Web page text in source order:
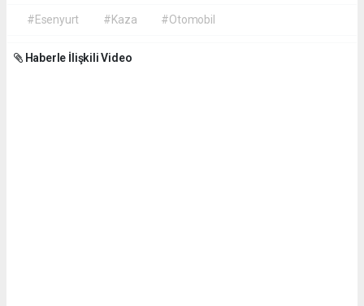
#Esenyurt #Kaza #Otomobil
Haberle İlişkili Video